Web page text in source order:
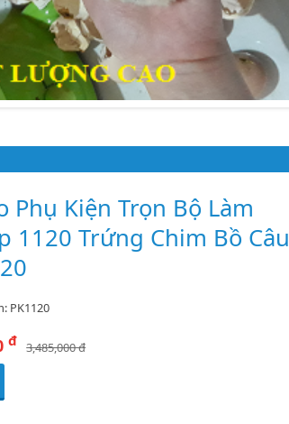
Phụ Kiện Trọn Bộ Làm
1120 Trứng Chim Bồ Câu
PK1120
đ 3,485,000 đ